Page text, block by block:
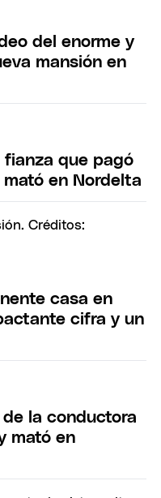
del enorme y
mansión en
fianza que pagó
en Nordelta
casa en
cifra y un
la conductora
mató en